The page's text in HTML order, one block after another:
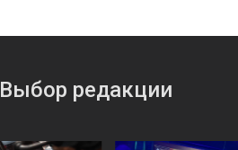
Выбор редакции